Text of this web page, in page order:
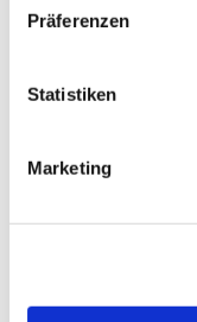
Präferenzen
Statistiken
Marketing